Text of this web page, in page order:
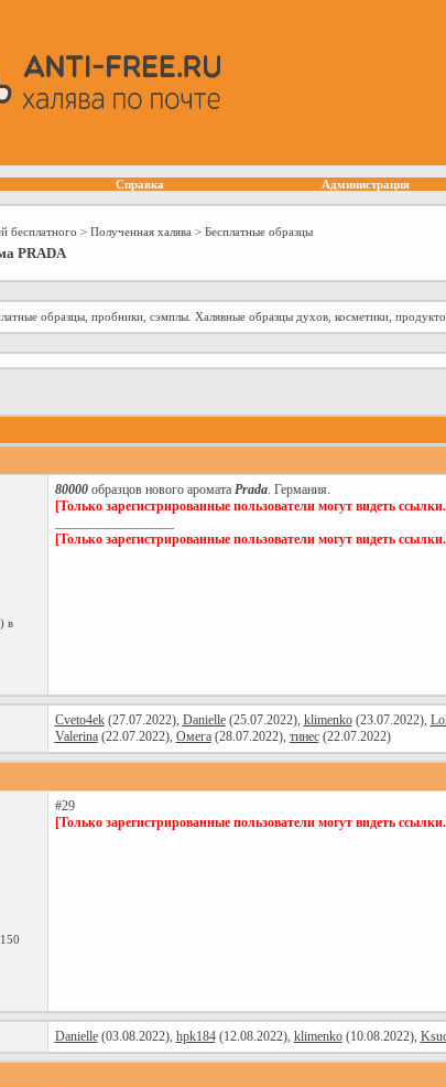
Справка Администрация
бесплатного > Полученная халява > Бесплатные образцы
PRADA
образцы, пробники, сэмплы. Халявные образцы духов, косметики,
в
80000образцов нового аромата Prada. Германия.
[Только зарегистрированные пользователи могут видеть ссылки.
[Только зарегистрированные пользователи могут видеть ссылки.
Cveto4ek(27.07.2022), Danielle(25.07.2022), klimenko(23.07.2022),
Valerina(22.07.2022), Омега(28.07.2022), тинес(22.07.2022)
#29
[Только зарегистрированные пользователи могут видеть ссылки.
Danielle(03.08.2022), hpk184(12.08.2022), klimenko(10.08.2022),